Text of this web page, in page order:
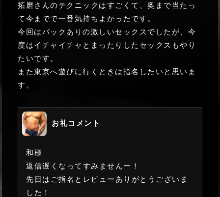
拓磨さんのテクニックはすごくて、奥まで当たっ
て今までで一番気持ちよかったです。
今回はバックありの激しいセックスでしたが、今
度はイチャイチャとまったりしたセックスもやり
たいです。
また東京へ遊びに行くときは指名したいと思いま
す。
お礼コメント
和様
返信遅くなってすみませんー！
先日はご指名とレビューありがとうございま
した！